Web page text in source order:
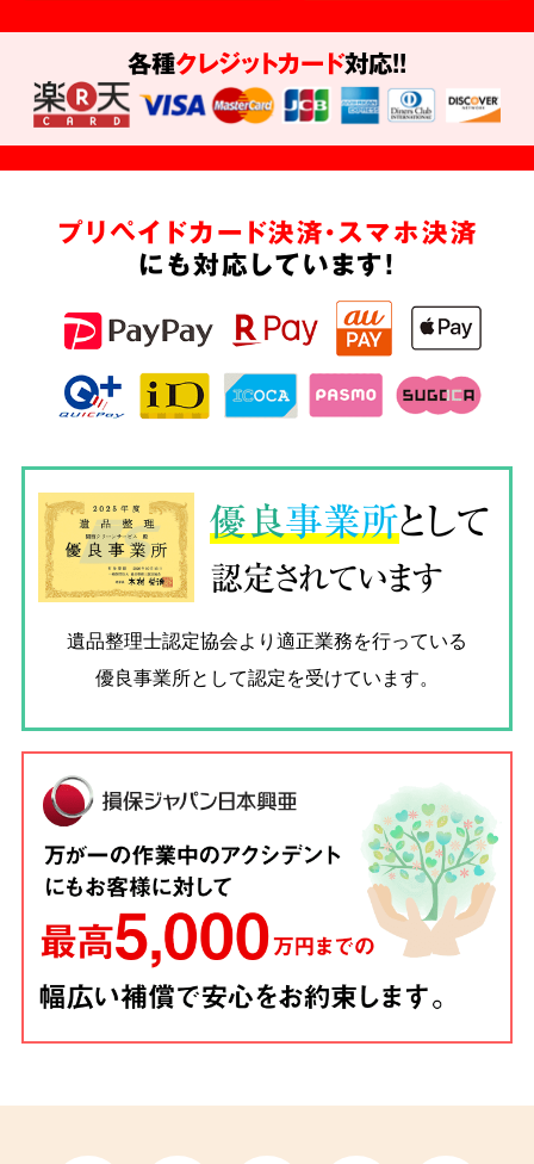
各種クレジットカード対応!!
プリペイドカード決済・スマホ決済
にも対応しています!
優良事業所として
認定されています
遺品整理士認定協会より適正業務を行っている
優良事業所として認定を受けています。